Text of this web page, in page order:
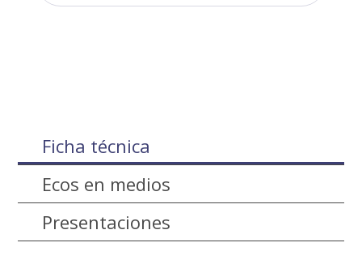
Ficha técnica
Ecos en medios
Presentaciones